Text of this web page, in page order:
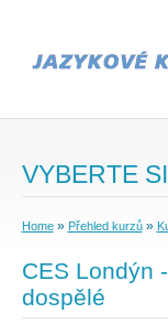
VYBERTE
Home» Přehled kurzů»
CES Londýn
dospělé